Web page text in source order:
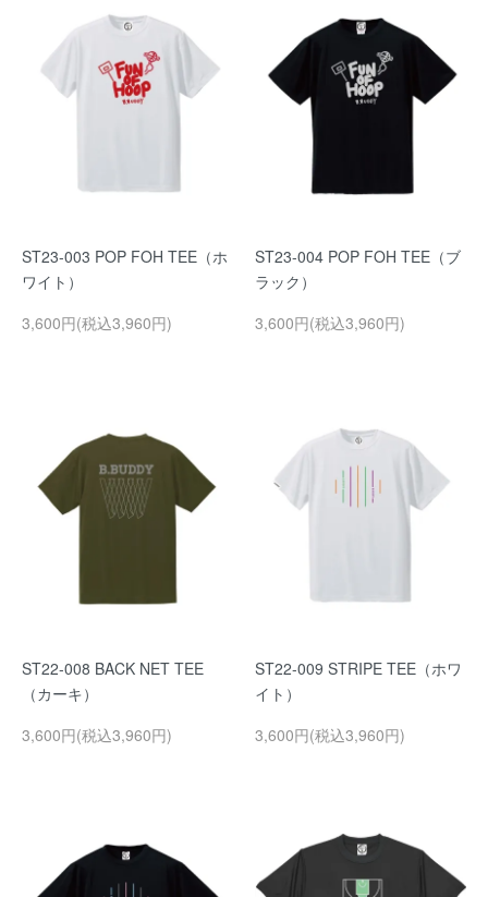
ST23-003 POP FOH TEE（ホ
ワイト）
3,600円(税込3,960円)
ST23-004 POP FOH TEE（ブ
ラック）
3,600円(税込3,960円)
ST22-008 BACK NET TEE
（カーキ）
3,600円(税込3,960円)
ST22-009 STRIPE TEE（ホワ
イト）
3,600円(税込3,960円)